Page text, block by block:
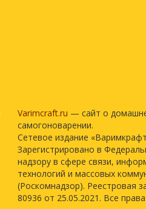
Varimcraft.ru — сайт о
самогоноварении.
Сетевое издание
Зарегистрировано в
надзору в сфере связи,
технологий и массовых
(Роскомнадзор). Реестровая
80936 от 25.05.2021. Все